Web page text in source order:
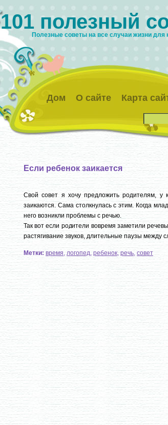
101 полезный
Полезные советы на все случаи жизни для
Дом О сайте Карта
Если ребенок заикается
Свой совет я хочу предложить родителям, у
заикаются. Сама столкнулась с этим. Когда
него возникли проблемы с речью.
Так вот если родители вовремя заметили
растягивание звуков, длительные паузы между
Метки: время, логопед, ребенок, речь, совет